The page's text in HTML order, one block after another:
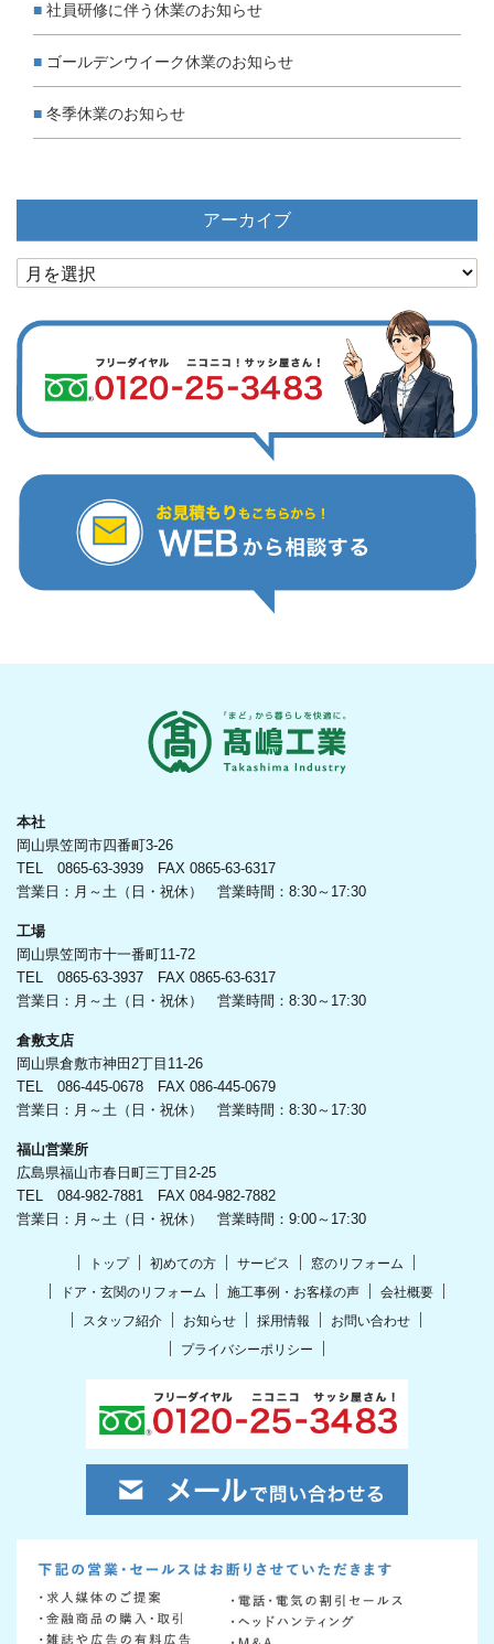
社員研修に伴う休業のお知らせ
ゴールデンウイーク休業のお知らせ
冬季休業のお知らせ
アーカイブ
ア
カ
本社
岡山県笠岡市四番町3-26
TEL 0865-63-3939 FAX 0865-63-6317
営業日：月～土（日・祝休） 営業時間：8:30～17:30
工場
岡山県笠岡市十一番町11-72
TEL 0865-63-3937 FAX 0865-63-6317
営業日：月～土（日・祝休） 営業時間：8:30～17:30
倉敷支店
岡山県倉敷市神田2丁目11-26
TEL 086-445-0678 FAX 086-445-0679
営業日：月～土（日・祝休） 営業時間：8:30～17:30
福山営業所
広島県福山市春日町三丁目2-25
TEL 084-982-7881 FAX 084-982-7882
営業日：月～土（日・祝休） 営業時間：9:00～17:30
トップ 初めての方 サービス 窓のリフォーム
ドア・玄関のリフォーム 施工事例・お客様の声 会社概要
スタッフ紹介 お知らせ 採用情報 お問い合わせ
プライバシーポリシー